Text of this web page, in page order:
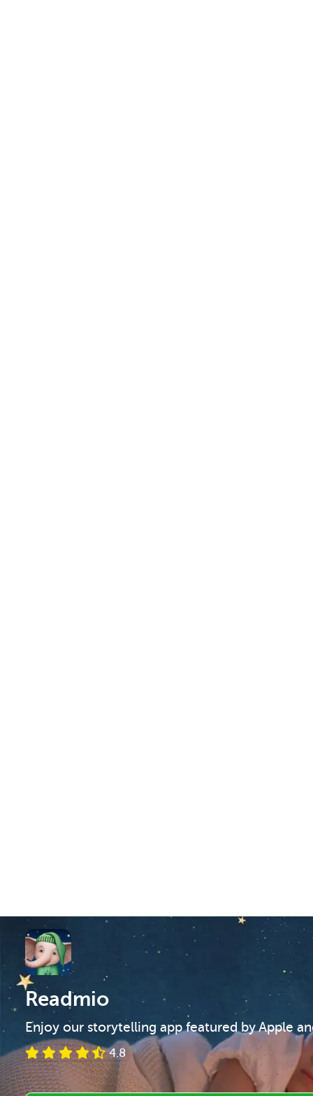
Readmio
Enjoy our storytelling app featured by Apple
4.8